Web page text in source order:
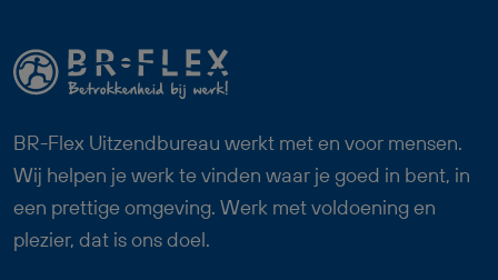
samenkomen? Dan past deze functie als
Logistiek Medewerker Dagdienst goed
bij jou.
BR-Flex Uitzendbureau werkt met en voor mensen.
Wij helpen je werk te vinden waar je goed in bent, in
een prettige omgeving. Werk met voldoening en
plezier, dat is ons doel.